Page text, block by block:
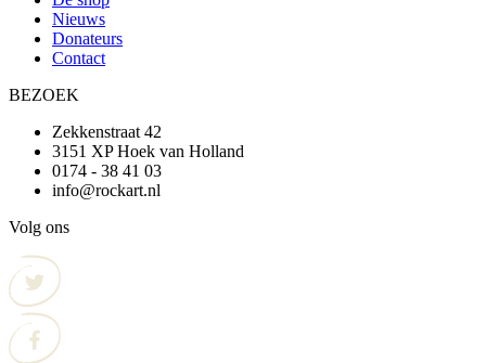
Nieuws
Donateurs
Contact
BEZOEK
Zekkenstraat 42
3151 XP Hoek van Holland
0174 - 38 41 03
info@rockart.nl
Volg ons